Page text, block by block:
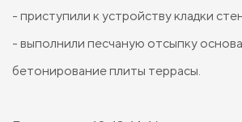
- приступили к устройству кладки
- выполнили песчаную отсыпку
бетонирование плиты террасы.